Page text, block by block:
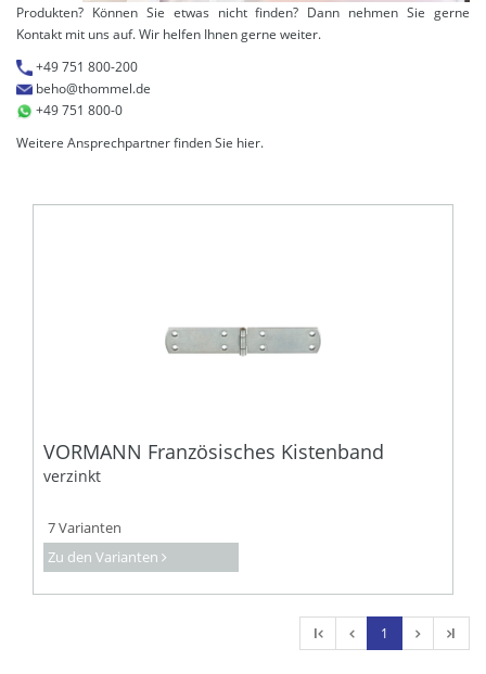
Produkten? Können Sie etwas nicht finden? Dann nehmen Sie gerne
Kontakt mit uns auf. Wir helfen Ihnen gerne weiter.
+49 751 800-200
beho@thommel.de
+49 751 800-0
Weitere Ansprechpartner finden Sie hier.
VORMANN Französisches Kistenband
verzinkt
7 Varianten
Zu den Varianten
l 1 l